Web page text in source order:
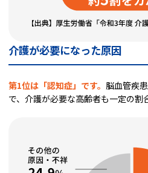
介護が必要になった原因
第1位は「認知症」です。 脳血管疾
で、介護が必要な高齢者も一定の割